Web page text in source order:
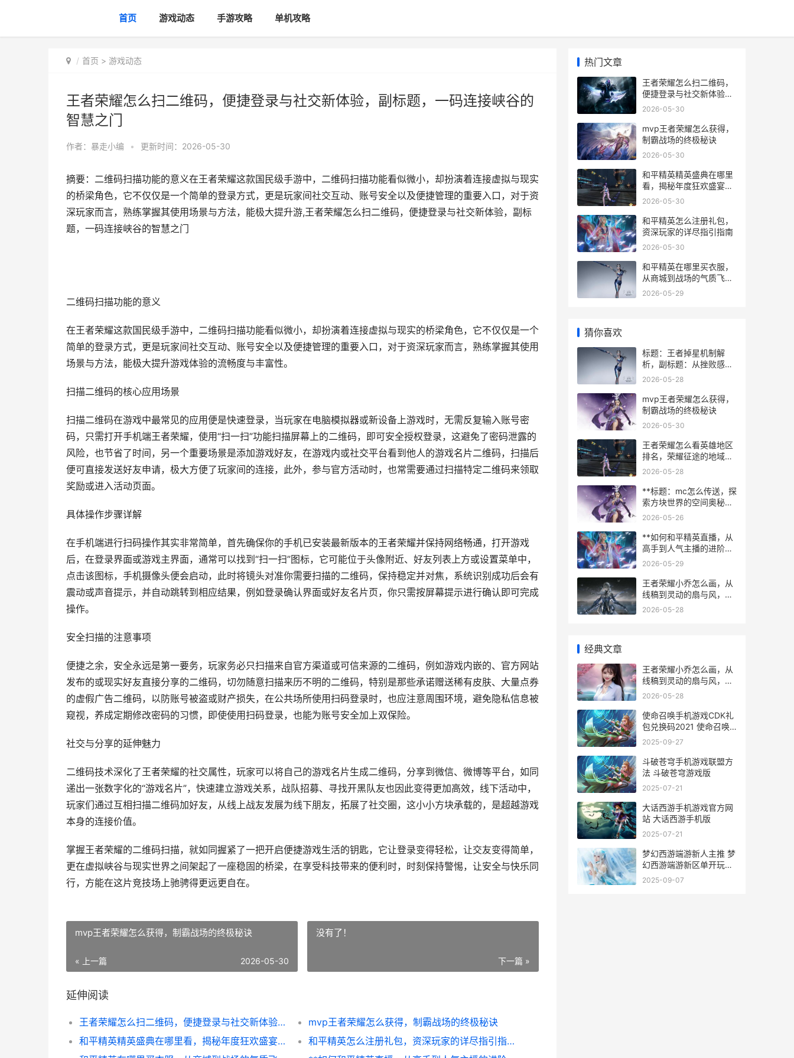
首页 游戏动态 手游攻略 单机攻略
首页 > 游戏动态
王者荣耀怎么扫二维码，便捷登录与社交新体验，副标题，一码连接峡谷的
智慧之门
作者： 暴走小编 • 更新时间：2026-05-30
摘要：二维码扫描功能的意义在王者荣耀这款国民级手游中，二维码扫描功能看似微小，却扮演着连接虚拟与现实
的桥梁角色，它不仅仅是一个简单的登录方式，更是玩家间社交互动、账号安全以及便捷管理的重要入口，对于资
深玩家而言，熟练掌握其使用场景与方法，能极大提升游,王者荣耀怎么扫二维码，便捷登录与社交新体验，副标
题，一码连接峡谷的智慧之门
二维码扫描功能的意义
在王者荣耀这款国民级手游中，二维码扫描功能看似微小，却扮演着连接虚拟与现实的桥梁角色，它不仅仅是一个
简单的登录方式，更是玩家间社交互动、账号安全以及便捷管理的重要入口，对于资深玩家而言，熟练掌握其使用
场景与方法，能极大提升游戏体验的流畅度与丰富性。
扫描二维码的核心应用场景
扫描二维码在游戏中最常见的应用便是快速登录，当玩家在电脑模拟器或新设备上游戏时，无需反复输入账号密
码，只需打开手机端王者荣耀，使用“扫一扫”功能扫描屏幕上的二维码，即可安全授权登录，这避免了密码泄露的
风险，也节省了时间，另一个重要场景是添加游戏好友，在游戏内或社交平台看到他人的游戏名片二维码，扫描后
便可直接发送好友申请，极大方便了玩家间的连接，此外，参与官方活动时，也常需要通过扫描特定二维码来领取
奖励或进入活动页面。
具体操作步骤详解
在手机端进行扫码操作其实非常简单，首先确保你的手机已安装最新版本的王者荣耀并保持网络畅通，打开游戏
后，在登录界面或游戏主界面，通常可以找到“扫一扫”图标，它可能位于头像附近、好友列表上方或设置菜单中，
点击该图标，手机摄像头便会启动，此时将镜头对准你需要扫描的二维码，保持稳定并对焦，系统识别成功后会有
震动或声音提示，并自动跳转到相应结果，例如登录确认界面或好友名片页，你只需按屏幕提示进行确认即可完成
操作。
安全扫描的注意事项
便捷之余，安全永远是第一要务，玩家务必只扫描来自官方渠道或可信来源的二维码，例如游戏内嵌的、官方网站
发布的或现实好友直接分享的二维码，切勿随意扫描来历不明的二维码，特别是那些承诺赠送稀有皮肤、大量点券
的虚假广告二维码，以防账号被盗或财产损失，在公共场所使用扫码登录时，也应注意周围环境，避免隐私信息被
窥视，养成定期修改密码的习惯，即使使用扫码登录，也能为账号安全加上双保险。
社交与分享的延伸魅力
二维码技术深化了王者荣耀的社交属性，玩家可以将自己的游戏名片生成二维码，分享到微信、微博等平台，如同
递出一张数字化的“游戏名片”，快速建立游戏关系，战队招募、寻找开黑队友也因此变得更加高效，线下活动中，
玩家们通过互相扫描二维码加好友，从线上战友发展为线下朋友，拓展了社交圈，这小小方块承载的，是超越游戏
本身的连接价值。
掌握王者荣耀的二维码扫描，就如同握紧了一把开启便捷游戏生活的钥匙，它让登录变得轻松，让交友变得简单，
更在虚拟峡谷与现实世界之间架起了一座稳固的桥梁，在享受科技带来的便利时，时刻保持警惕，让安全与快乐同
行，方能在这片竞技场上驰骋得更远更自在。
mvp王者荣耀怎么获得，制霸战场的终极秘诀
« 上一篇 2026-05-30
没有了！
下一篇 »
延伸阅读
王者荣耀怎么扫二维码，便捷登录与社交新体验，副标题，一码连接峡谷的智慧之门
mvp王者荣耀怎么获得，制霸战场的终极秘诀
和平精英精英盛典在哪里看，揭秘年度狂欢盛宴的视听入口
和平精英怎么注册礼包，资深玩家的详尽指引指南
热门文章
王者荣耀怎么扫二维码，
便捷登录与社交新体验，
副标题，一码连接峡谷的
2026-05-30
mvp王者荣耀怎么获得，
制霸战场的终极秘诀
2026-05-30
和平精英精英盛典在哪里
看，揭秘年度狂欢盛宴的
视听入口
2026-05-30
和平精英怎么注册礼包，
资深玩家的详尽指引指南
2026-05-30
和平精英在哪里买衣服，
从商城到战场的气质飞跃
副标题，虚拟战场的时尚
2026-05-29
猜你喜欢
标题：王者掉星机制解
析，副标题：从挫败感到
策略博弈的深度思考
2026-05-28
mvp王者荣耀怎么获得，
制霸战场的终极秘诀
2026-05-30
王者荣耀怎么看英雄地区
排名，荣耀征途的地域勋
章
2026-05-28
**标题：mc怎么传送，探
索方块世界的空间奥秘，
副标题：从基础指令到高
2026-05-26
**如何和平精英直播，从
高手到人气主播的进阶之
路**
2026-05-29
王者荣耀小乔怎么画，从
线稿到灵动的扇与风，一
位资深玩家的绘制心路
2026-05-28
经典文章
王者荣耀小乔怎么画，从
线稿到灵动的扇与风，一
位资深玩家的绘制心路
2026-05-28
使命召唤手机游戏CDK礼
包兑换码2021 使命召唤
手机游戏怎么设置一个哨
2025-09-27
斗破苍穹手机游戏联盟方
法 斗破苍穹游戏版
2025-07-21
大话西游手机游戏官方网
站 大话西游手机版
2025-07-21
梦幻西游端游新人主推 梦
幻西游端游新区单开玩什
么门派
2025-09-07